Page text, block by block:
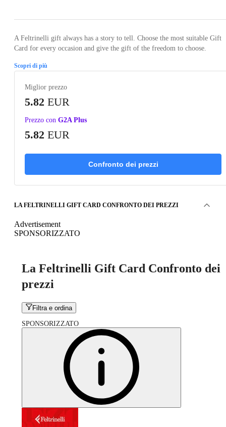
A Feltrinelli gift always has a story to tell. Choose the most suitable Gift
Card for every occasion and give the gift of the freedom to choose.
Scopri di più
Miglior prezzo
5.82 EUR
Prezzo con G2A Plus
5.82 EUR
Confronto dei prezzi
LA FELTRINELLI GIFT CARD CONFRONTO DEI PREZZI
Advertisement
SPONSORIZZATO
La Feltrinelli Gift Card Confronto dei
prezzi
Filtra e ordina
SPONSORIZZATO